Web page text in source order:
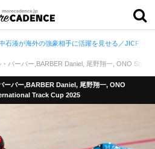
石湊が海外の強豪相手に活躍を見せる／JICF
・バーバー,BARBER Daniel, 尾野翔一, ONO
ーバー,BARBER Daniel, 尾野翔一, ONO
Track Cup 2025